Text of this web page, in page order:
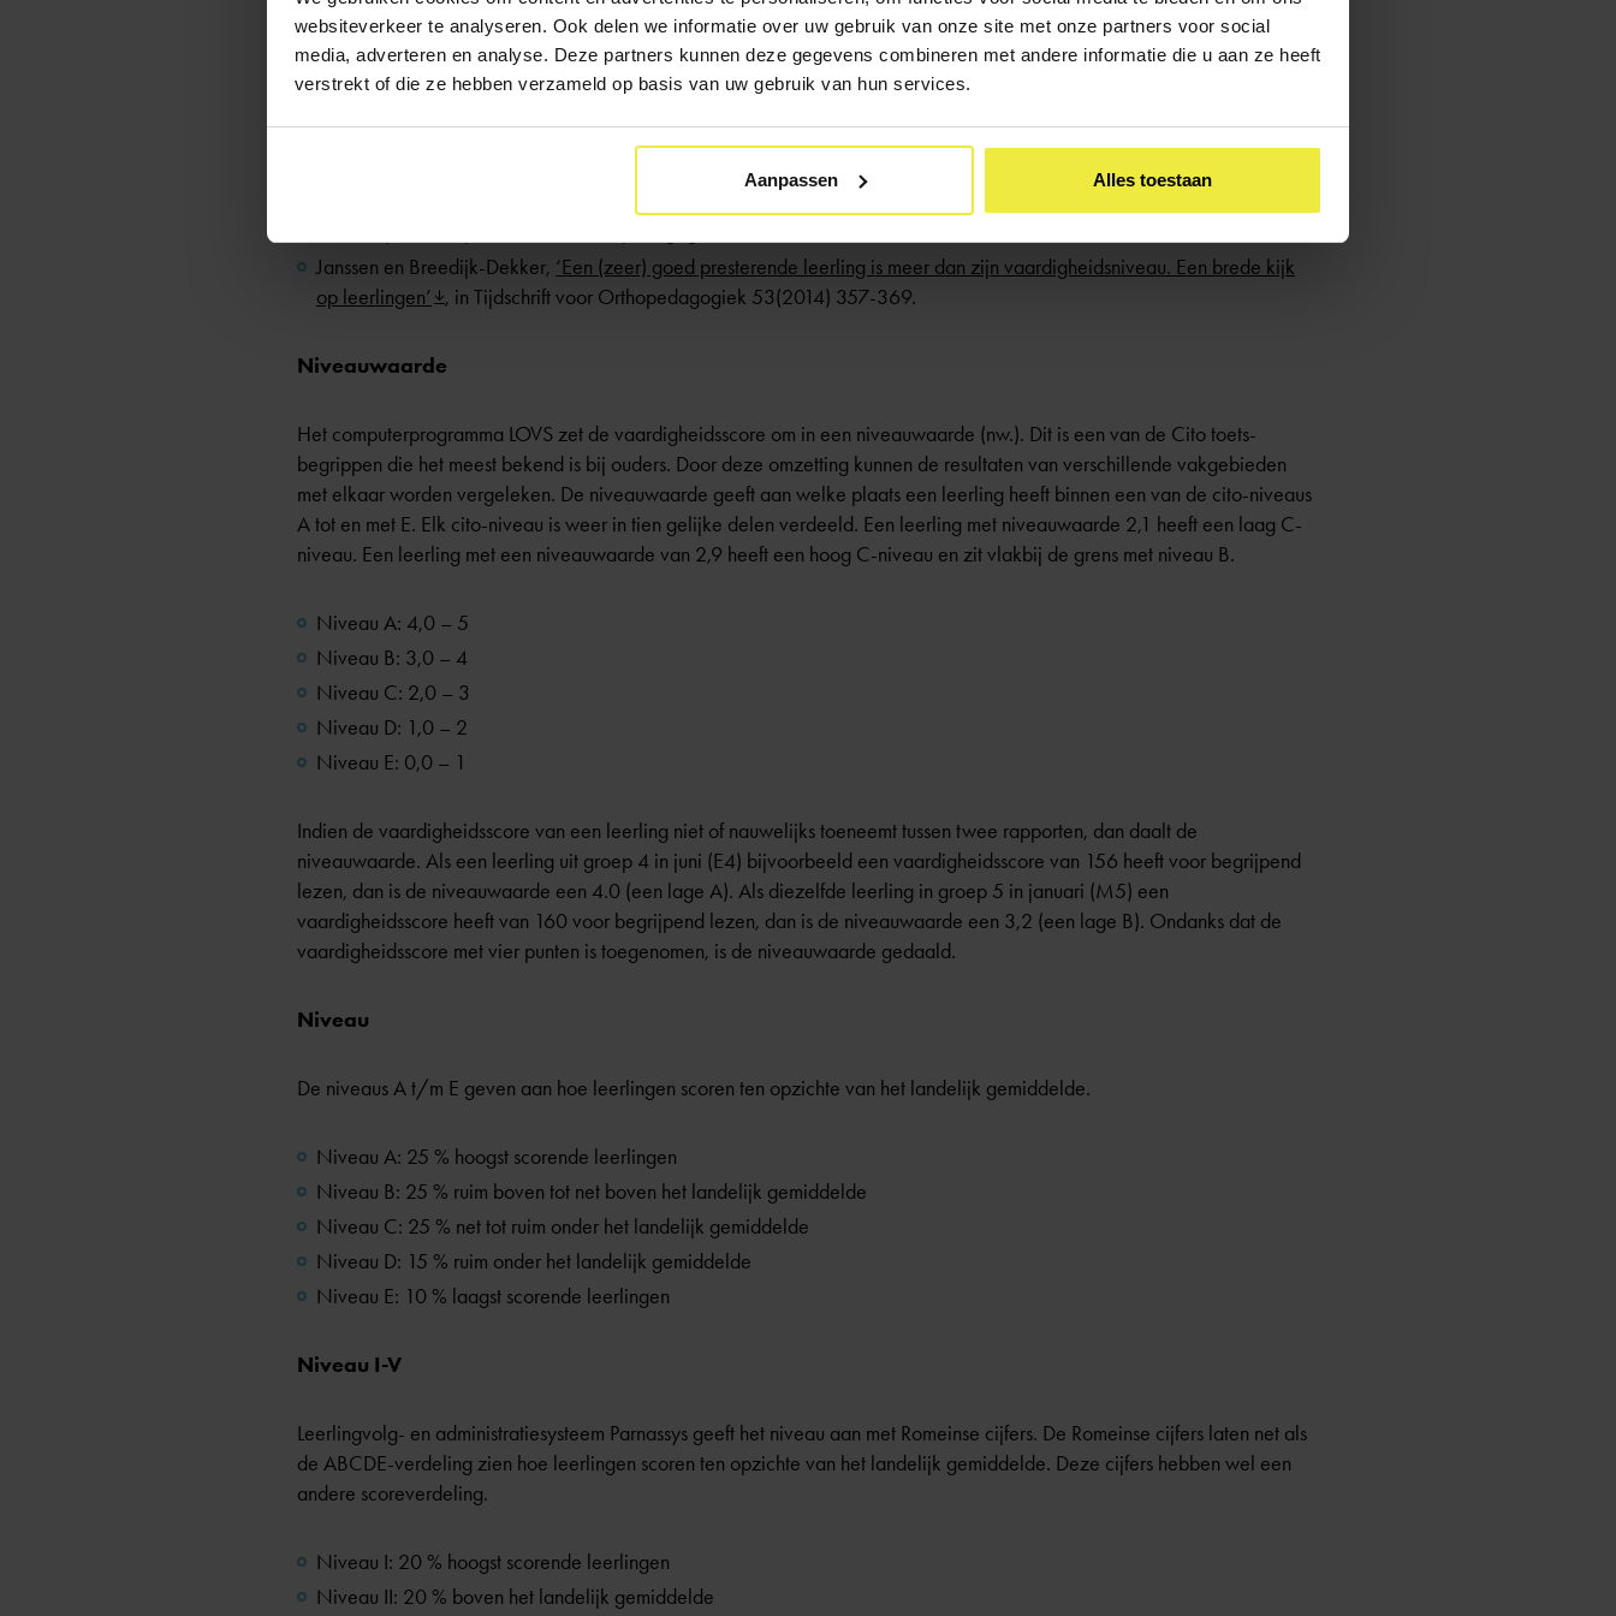
websiteverkeer te analyseren. Ook delen we informatie over uw gebruik van onze site met onze partners voor social
media, adverteren en analyse. Deze partners kunnen deze gegevens combineren met andere informatie die u aan ze heeft
verstrekt of die ze hebben verzameld op basis van uw gebruik van hun services.
Aanpassen Alles toestaan
houden.
toets. Meer informatie hierover? Lees dan:
Janssen en Breedijk-Dekker, ‘Een (zeer) goed presterende leerling is meer dan zijn vaardigheidsniveau. Een brede kijk
op leerlingen’ , in Tijdschrift voor Orthopedagogiek 53(2014) 357-369.
Niveauwaarde
Het computerprogramma LOVS zet de vaardigheidsscore om in een niveauwaarde (nw.). Dit is een van de Cito toets-
begrippen die het meest bekend is bij ouders. Door deze omzetting kunnen de resultaten van verschillende vakgebieden
met elkaar worden vergeleken. De niveauwaarde geeft aan welke plaats een leerling heeft binnen een van de cito-niveaus
A tot en met E. Elk cito-niveau is weer in tien gelijke delen verdeeld. Een leerling met niveauwaarde 2,1 heeft een laag C-
niveau. Een leerling met een niveauwaarde van 2,9 heeft een hoog C-niveau en zit vlakbij de grens met niveau B.
Niveau A: 4,0 – 5
Niveau B: 3,0 – 4
Niveau C: 2,0 – 3
Niveau D: 1,0 – 2
Niveau E: 0,0 – 1
Indien de vaardigheidsscore van een leerling niet of nauwelijks toeneemt tussen twee rapporten, dan daalt de
niveauwaarde. Als een leerling uit groep 4 in juni (E4) bijvoorbeeld een vaardigheidsscore van 156 heeft voor begrijpend
lezen, dan is de niveauwaarde een 4.0 (een lage A). Als diezelfde leerling in groep 5 in januari (M5) een
vaardigheidsscore heeft van 160 voor begrijpend lezen, dan is de niveauwaarde een 3,2 (een lage B). Ondanks dat de
vaardigheidsscore met vier punten is toegenomen, is de niveauwaarde gedaald.
Niveau
De niveaus A t/m E geven aan hoe leerlingen scoren ten opzichte van het landelijk gemiddelde.
Niveau A: 25 % hoogst scorende leerlingen
Niveau B: 25 % ruim boven tot net boven het landelijk gemiddelde
Niveau C: 25 % net tot ruim onder het landelijk gemiddelde
Niveau D: 15 % ruim onder het landelijk gemiddelde
Niveau E: 10 % laagst scorende leerlingen
Niveau I-V
Leerlingvolg- en administratiesysteem Parnassys geeft het niveau aan met Romeinse cijfers. De Romeinse cijfers laten net als
de ABCDE-verdeling zien hoe leerlingen scoren ten opzichte van het landelijk gemiddelde. Deze cijfers hebben wel een
andere scoreverdeling.
Niveau I: 20 % hoogst scorende leerlingen
Niveau II: 20 % boven het landelijk gemiddelde